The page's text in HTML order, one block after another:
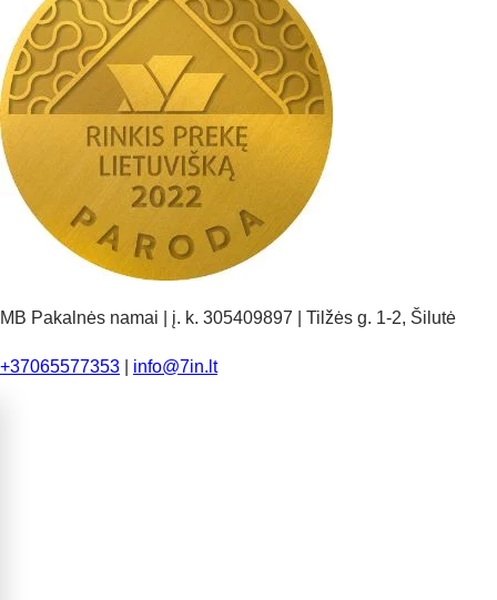
MB Pakalnės namai | į. k. 305409897 | Tilžės g. 1-2, Šilutė
+37065577353 info@7in.lt